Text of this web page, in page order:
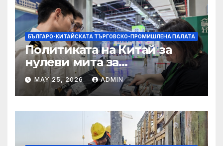
БЪЛГАРО-КИТАЙСКАТА ТЪРГОВСКО-ПРОМИШЛЕНА ПАЛАТА
Политиката на Китай за
нулеви мита за
африканските страни е от
полза за кафе индустрията
MAY 25, 2026 ADMIN